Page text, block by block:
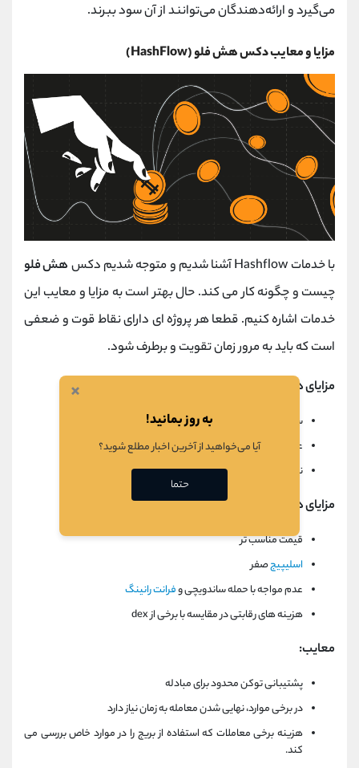
می‌گیرد و ارائه‌دهندگان می‌توانند از آن سود ببرند.
مزایا و معایب دکس هش فلو (HashFlow)
با خدمات Hashflow آشنا شدیم و متوجه شدیم دکس
هش فلو
چیست و چگونه کار می کند. حال بهتر است به مزایا و معایب این
خدمات اشاره کنیم. قطعا هر پروژه ای دارای نقاط قوت و ضعفی
است که باید به مرور زمان تقویت و برطرف شود.
مزایای هش فلو برای ارائه دهندگان نقدینگی:
سود سالانه رقابتی
عدم
ناگهانی
نقدینگی یک دارایی مشخص
مزایای هش فلو برای معامله گران:
قیمت مناسب تر
اسلیپیجصفر
عدم مواجه با حمله ساندویچی وفرانت رانینگ
هزینه های رقابتی در مقایسه با برخی از dex
معایب:
پشتیبانی توکن محدود برای مبادله
در برخی موارد، نهایی شدن معامله به زمان نیاز دارد
هزینه برخی معاملات که استفاده از بریج را در موارد خاص بررسی می
کند.
×
به روز بمانید!
آیا می‌خواهید از آخرین اخبار مطلع شوید؟
حتما